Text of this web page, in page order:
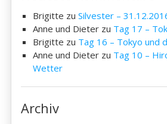
Brigitte zuSilvester –
Anne und Dieter zu Tag 17 –
Brigitte zu Tag 16 – Tokyo und
Anne und Dieter zu Tag 10 –
Wetter
Archiv